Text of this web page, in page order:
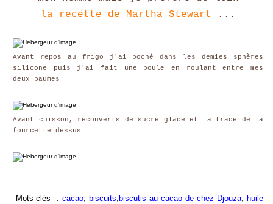
la recette de Martha Stewart ...
Avant repos au frigo j'ai poché dans les demies sphères
silicone puis j'ai fait une boule en roulant entre mes
deux paumes
Avant cuisson, recouverts de sucre glace et la trace de la
fourcette dessus
Mots-clés : cacao, biscuits, biscutis au cacao de chez Djouza, huile